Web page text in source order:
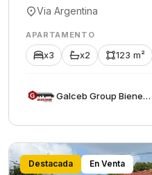
Via Argentina
APARTAMENTO
x3 x2 123 m²
Galceb Group Bienes Raices
Destacada En Venta